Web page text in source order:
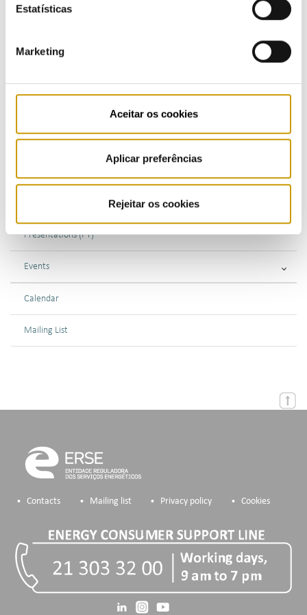
Estatísticas
Marketing
Aceitar os cookies
Aplicar preferências
Rejeitar os cookies
Bulletins (PT)
Presentations (PT)
Events
Calendar
Mailing List
Contacts Mailing list Privacy policy Cookies